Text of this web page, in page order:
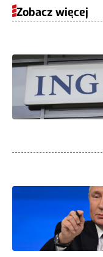
Zobacz więcej